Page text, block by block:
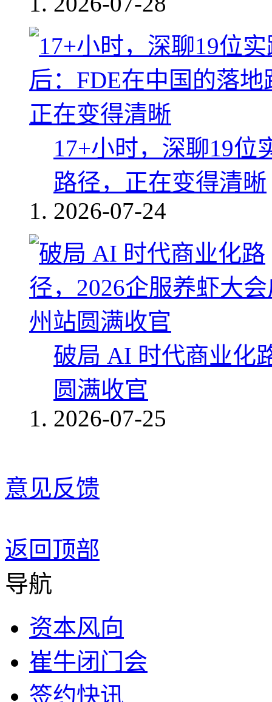
17+小时，深聊19位
路径，正在变得清晰
2026-07-24
破局 AI 时代商业化
圆满收官
2026-07-25
意见反馈
返回顶部
导航
资本风向
崔牛闭门会
签约快讯